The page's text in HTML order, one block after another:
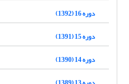
دوره 16 (1392)
دوره 15 (1391)
دوره 14 (1390)